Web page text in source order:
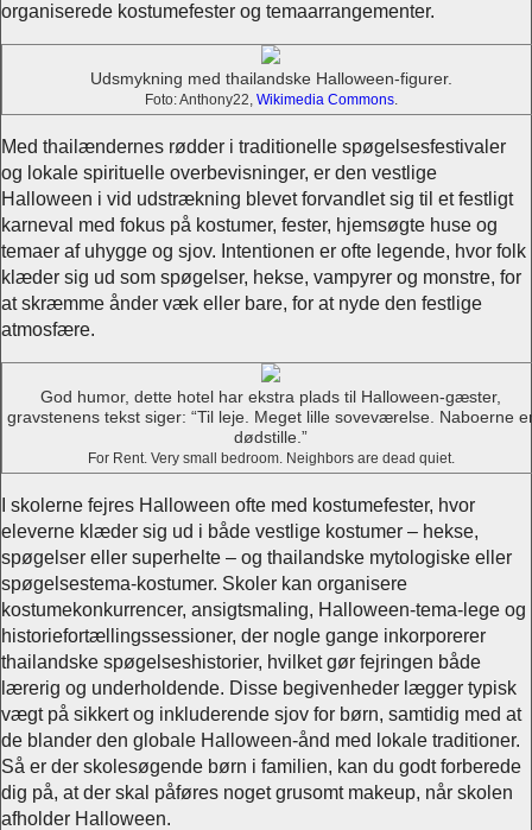
organiserede kostumefester og temaarrangementer.
Udsmykning med thailandske Halloween-figurer.
Foto: Anthony22, Wikimedia Commons.
Med thailændernes rødder i traditionelle spøgelsesfestivaler
og lokale spirituelle overbevisninger, er den vestlige
Halloween i vid udstrækning blevet forvandlet sig til et festligt
karneval med fokus på kostumer, fester, hjemsøgte huse og
temaer af uhygge og sjov. Intentionen er ofte legende, hvor folk
klæder sig ud som spøgelser, hekse, vampyrer og monstre, for
at skræmme ånder væk eller bare, for at nyde den festlige
atmosfære.
God humor, dette hotel har ekstra plads til Halloween-gæster,
gravstenens tekst siger: “Til leje. Meget lille soveværelse. Naboerne
dødstille.”
For Rent. Very small bedroom. Neighbors are dead quiet.
I skolerne fejres Halloween ofte med kostumefester, hvor
eleverne klæder sig ud i både vestlige kostumer – hekse,
spøgelser eller superhelte – og thailandske mytologiske eller
spøgelsestema-kostumer. Skoler kan organisere
kostumekonkurrencer, ansigtsmaling, Halloween-tema-lege og
historiefortællingssessioner, der nogle gange inkorporerer
thailandske spøgelseshistorier, hvilket gør fejringen både
lærerig og underholdende. Disse begivenheder lægger typisk
vægt på sikkert og inkluderende sjov for børn, samtidig med at
de blander den globale Halloween-ånd med lokale traditioner.
Så er der skolesøgende børn i familien, kan du godt forberede
dig på, at der skal påføres noget grusomt makeup, når skolen
afholder Halloween.